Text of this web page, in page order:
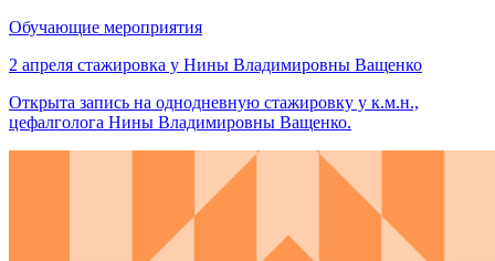
Обучающие мероприятия
2 апреля стажировка у Нины Владимировны Ващенко
Открыта запись на однодневную стажировку у к.м.н.,
цефалголога Нины Владимировны Ващенко.